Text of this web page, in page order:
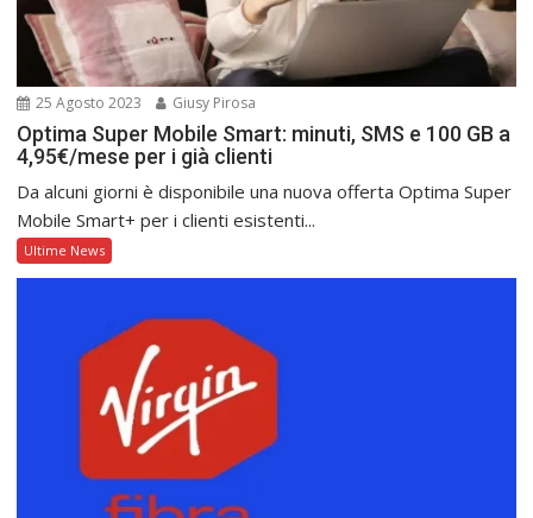
25 Agosto 2023 Giusy Pirosa
Optima Super Mobile Smart: minuti, SMS e 100 GB a
4,95€/mese per i già clienti
Da alcuni giorni è disponibile una nuova offerta Optima Super
Mobile Smart+ per i clienti esistenti...
Ultime News